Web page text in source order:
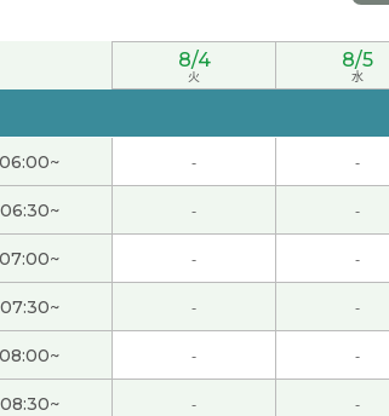
是一件非常不容易的事呢。 我觉得做妈妈
话、我深深感受到了母亲的伟大。 妈妈们
。方向补语更难啊😢下次上课的时候也想学
不会是坏事。 我最近花得太多了、得省着点用
辛苦您了。 希望今晚您能睡个好。
多菜、真是太棒了。 你能再来山东、并且看
8/4
火
8/5
水
06:00~ - -
06:30~ - -
07:00~ - -
07:30~ - -
08:00~ - -
08:30~ - -